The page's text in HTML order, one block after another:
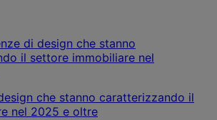
che stanno caratterizzando il
nel 2025 e oltre